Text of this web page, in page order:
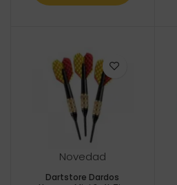
Novedad
Dartstore Dardos